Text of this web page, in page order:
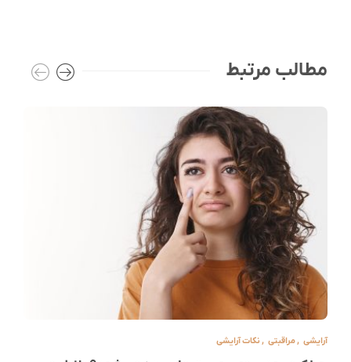
مطالب مرتبط
آرایشی ,مراقبتی , نکات آرایشی